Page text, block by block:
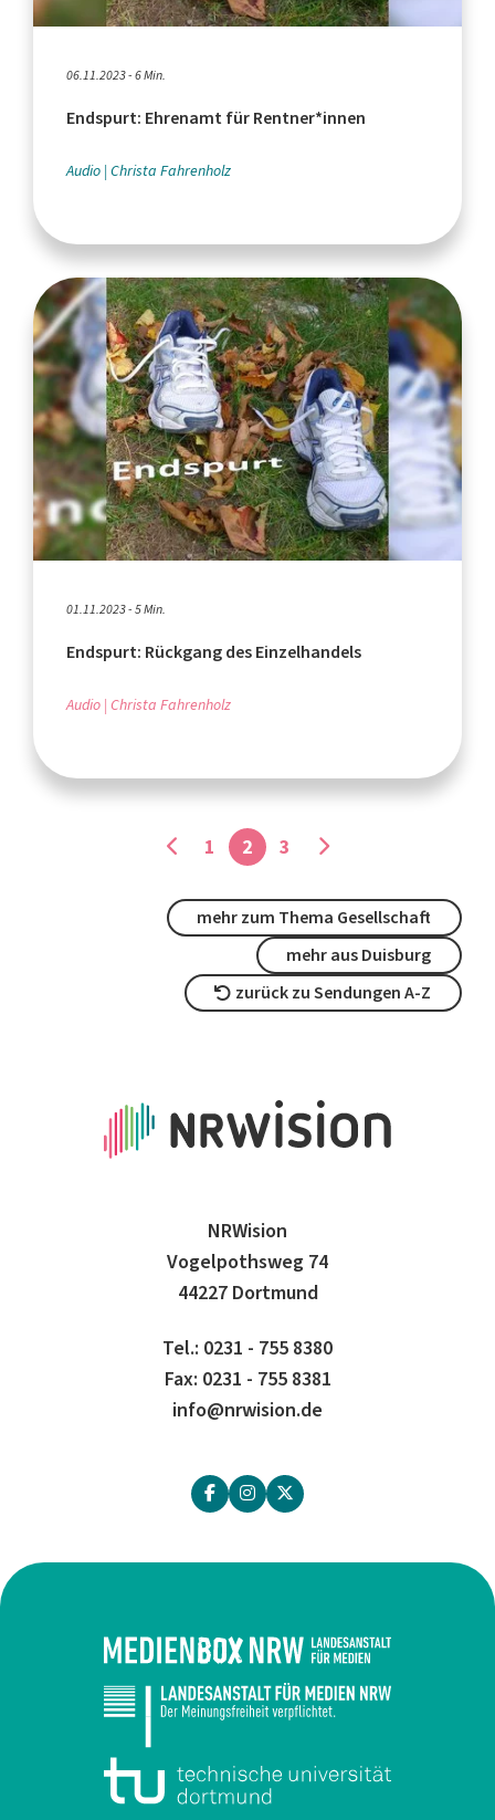
06.11.2023 - 6 Min.
Endspurt: Ehrenamt für Rentner*innen
Audio Christa Fahrenholz
01.11.2023 - 5 Min.
Endspurt: Rückgang des Einzelhandels
Audio Christa Fahrenholz
1 2 3
mehr zum Thema Gesellschaft
mehr aus Duisburg
zurück zu Sendungen A-Z
NRWision
Vogelpothsweg 74
44227 Dortmund
Tel.: 0231 - 755 8380
Fax: 0231 - 755 8381
info@nrwision.de